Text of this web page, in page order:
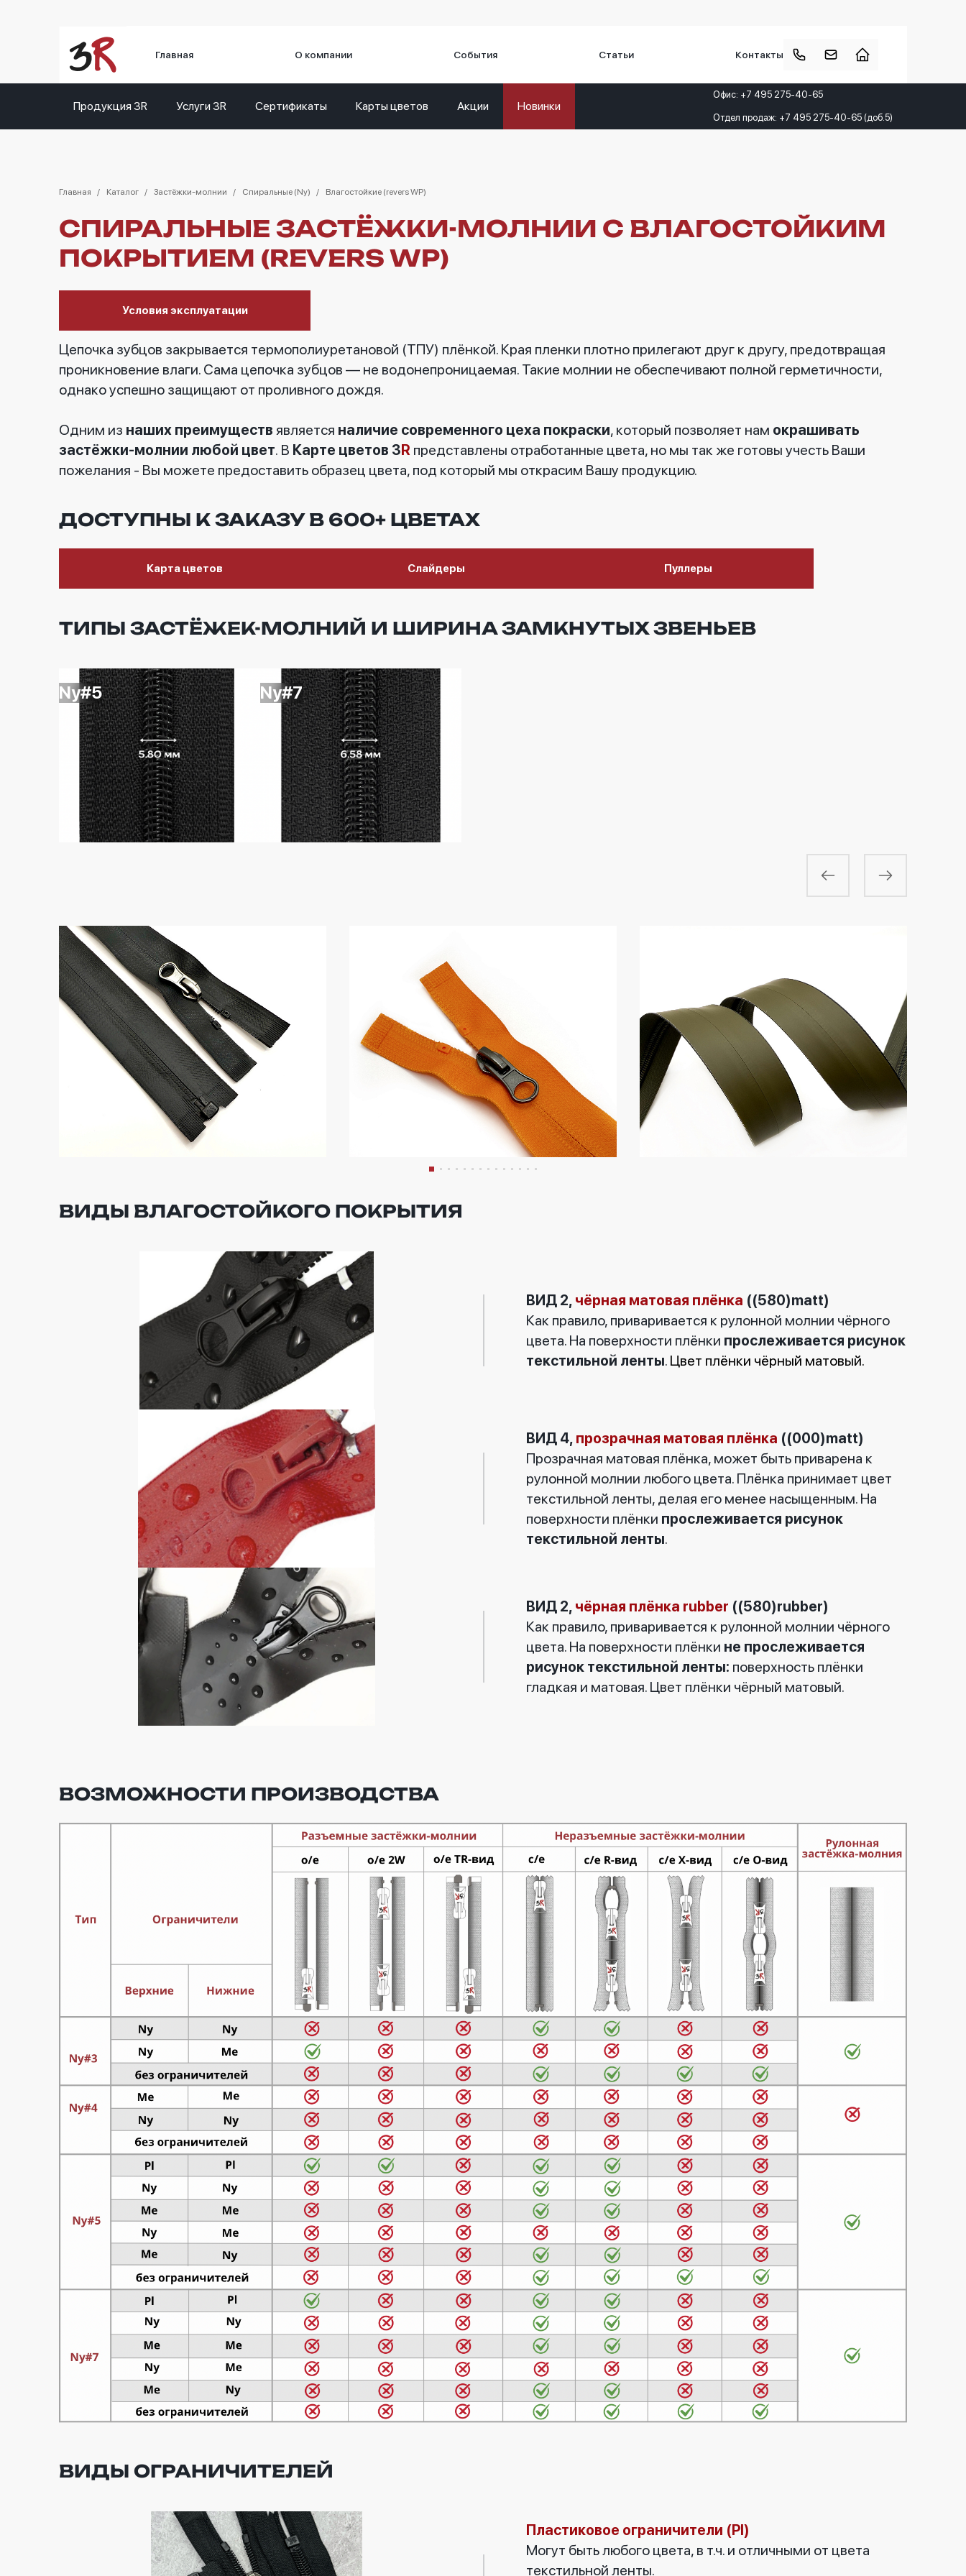
Главная О компании События Статьи Контакты
Продукция 3R Услуги 3R Сертификаты Карты цветов Акции Новинки
Офис: +7 495 275-40-65
Отдел продаж: +7 495 275-40-65 (доб.5)
Главная Каталог Застёжки-молнии Спиральные (Ny) Влагостойкие (revers WP)
СПИРАЛЬНЫЕ ЗАСТЁЖКИ-МОЛНИИ С ВЛАГОСТОЙКИМ
ПОКРЫТИЕМ (REVERS WP)
Условия эксплуатации
Цепочка зубцов закрывается термополиуретановой (ТПУ) плёнкой. Края пленки плотно прилегают друг к другу, предотвращая
проникновение влаги. Сама цепочка зубцов — не водонепроницаемая. Такие молнии не обеспечивают полной герметичности,
однако успешно защищают от проливного дождя.
Одним из наших преимуществ является наличие современного цеха покраски, который позволяет нам окрашивать
застёжки-молнии любой цвет. В Карте цветов 3R представлены отработанные цвета, но мы так же готовы учесть Ваши
пожелания - Вы можете предоставить образец цвета, под который мы открасим Вашу продукцию.
ДОСТУПНЫ К ЗАКАЗУ В 600+ ЦВЕТАХ
Карта цветов Слайдеры Пуллеры
ТИПЫ ЗАСТЁЖЕК-МОЛНИЙ И ШИРИНА ЗАМКНУТЫХ ЗВЕНЬЕВ
Ny#5 Ny#7
ВИДЫ ВЛАГОСТОЙКОГО ПОКРЫТИЯ
ВИД 2, чёрная матовая плёнка ((580)matt)
Как правило, приваривается к рулонной молнии чёрного
цвета. На поверхности плёнки прослеживается рисунок
текстильной ленты. Цвет плёнки чёрный матовый.
ВИД 4, прозрачная матовая плёнка ((000)matt)
Прозрачная матовая плёнка, может быть приварена к
рулонной молнии любого цвета. Плёнка принимает цвет
текстильной ленты, делая его менее насыщенным. На
поверхности плёнки прослеживается рисунок
текстильной ленты.
ВИД 2, чёрная плёнка rubber ((580)rubber)
Как правило, приваривается к рулонной молнии чёрного
цвета. На поверхности плёнки не прослеживается
рисунок текстильной ленты: поверхность плёнки
гладкая и матовая. Цвет плёнки чёрный матовый.
ВОЗМОЖНОСТИ ПРОИЗВОДСТВА
ВИДЫ ОГРАНИЧИТЕЛЕЙ
Пластиковое ограничители (Pl)
Могут быть любого цвета, в т.ч. и отличными от цвета
текстильной ленты.